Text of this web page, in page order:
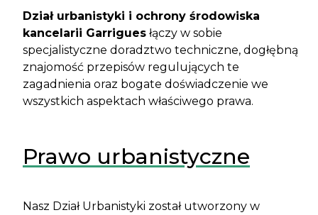
Dział urbanistyki i ochrony środowiska
kancelarii Garrigues łączy w sobie
specjalistyczne doradztwo techniczne, dogłębną
znajomość przepisów regulujących te
zagadnienia oraz bogate doświadczenie we
wszystkich aspektach właściwego prawa.
Prawo urbanistyczne
Nasz Dział Urbanistyki został utworzony w